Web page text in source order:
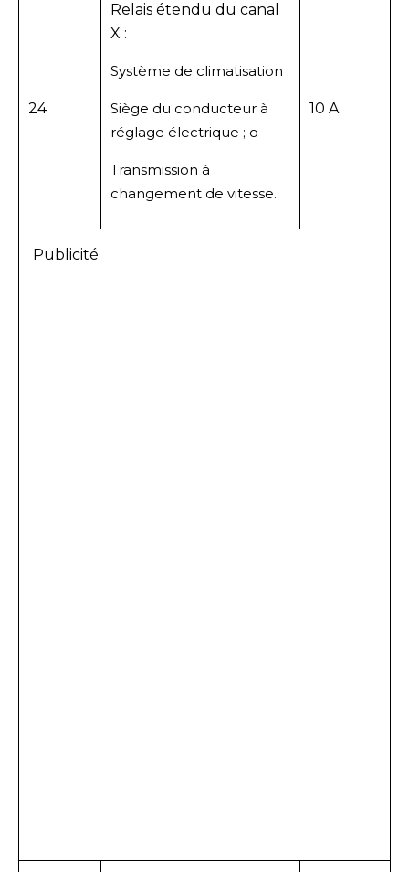
24
Relais étendu du canal
X :
Système de climatisation ;
Siège du conducteur à
réglage électrique ; o
Transmission à
changement de vitesse.
10 A
Publicité